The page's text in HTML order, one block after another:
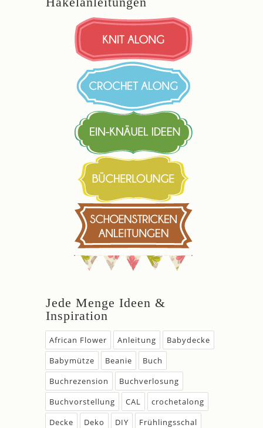
Jede Menge Ideen &
Inspiration
African Flower Anleitung
Babydecke
Babymütze
Beanie
Buch
Buchrezension
Buchverlosung
Buchvorstellung
CAL
crochetalong
Decke
Deko DIY
Frühlingsschal